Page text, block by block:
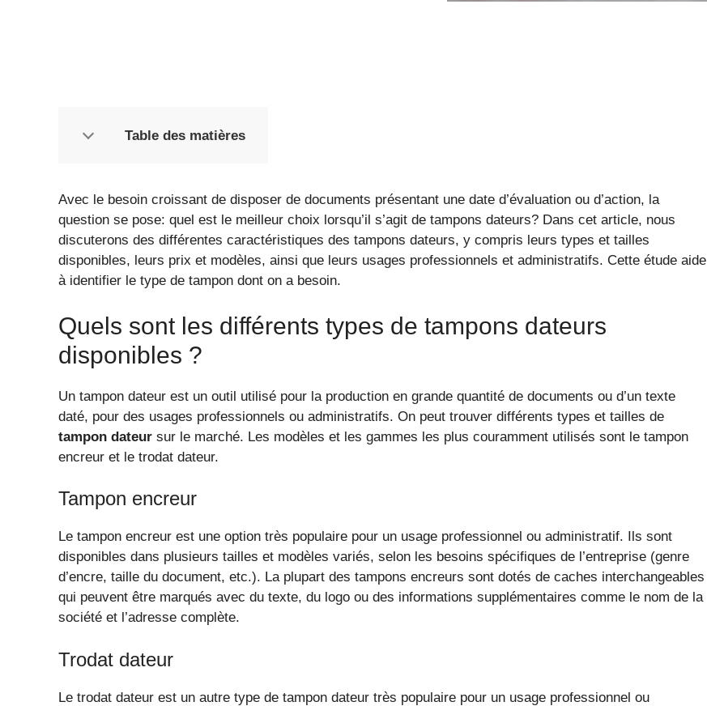
Table des matières
Avec le besoin croissant de disposer de documents présentant une date d’évaluation ou d’action, la
question se pose: quel est le meilleur choix lorsqu’il s’agit de tampons dateurs? Dans cet article, nous
discuterons des différentes caractéristiques des tampons dateurs, y compris leurs types et tailles
disponibles, leurs prix et modèles, ainsi que leurs usages professionnels et administratifs. Cette étude aide
à identifier le type de tampon dont on a besoin.
Quels sont les différents types de tampons dateurs
disponibles ?
Un tampon dateur est un outil utilisé pour la production en grande quantité de documents ou d’un texte
daté, pour des usages professionnels ou administratifs. On peut trouver différents types et tailles de
tampon dateur sur le marché. Les modèles et les gammes les plus couramment utilisés sont le tampon
encreur et le trodat dateur.
Tampon encreur
Le tampon encreur est une option très populaire pour un usage professionnel ou administratif. Ils sont
disponibles dans plusieurs tailles et modèles variés, selon les besoins spécifiques de l’entreprise (genre
d’encre, taille du document, etc.). La plupart des tampons encreurs sont dotés de caches interchangeables
qui peuvent être marqués avec du texte, du logo ou des informations supplémentaires comme le nom de la
société et l’adresse complète.
Trodat dateur
Le trodat dateur est un autre type de tampon dateur très populaire pour un usage professionnel ou